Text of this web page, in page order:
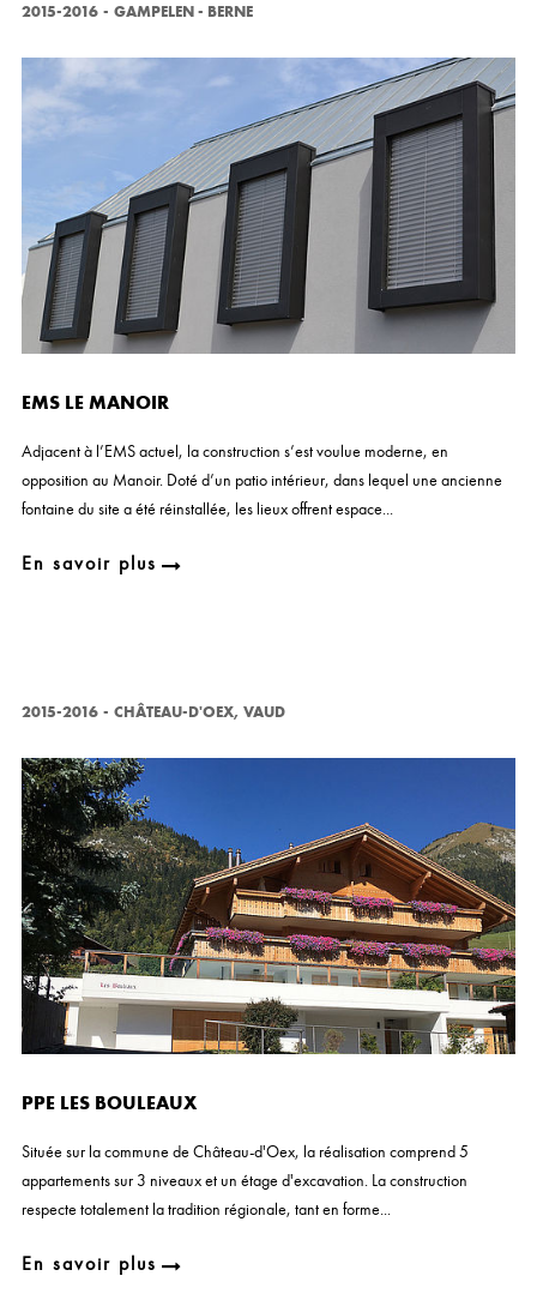
2015-2016 - GAMPELEN - BERNE
EMS LE MANOIR
Adjacent à l’EMS actuel, la construction s’est voulue moderne, en
opposition au Manoir. Doté d’un patio intérieur, dans lequel une ancienne
fontaine du site a été réinstallée, les lieux offrent espace...
En savoir plus
2015-2016 - CHÂTEAU-D'OEX, VAUD
PPE LES BOULEAUX
Située sur la commune de Château-d'Oex, la réalisation comprend 5
appartements sur 3 niveaux et un étage d'excavation. La construction
respecte totalement la tradition régionale, tant en forme...
En savoir plus